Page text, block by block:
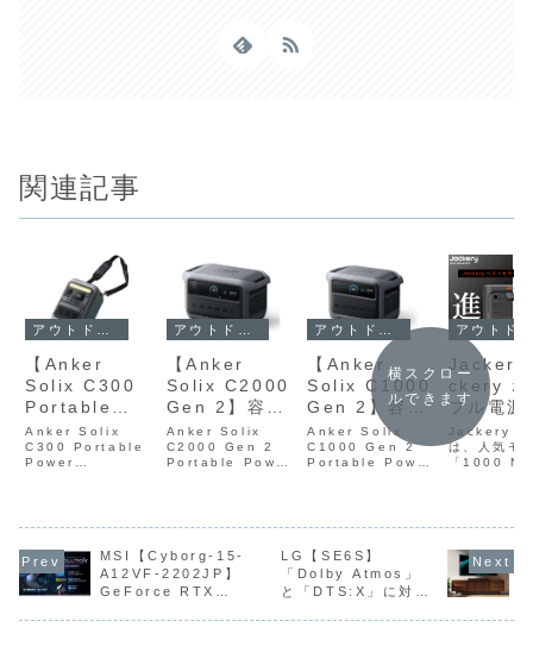
関連記事
【Anker
Solix C300
Portable
Power
Station】
288Wh・AC
ト搭載・約
4.1kg・68分
で満充電を実
現した小型ポ
Anker Solix
C300 Portable
Power
300W・USB‑C最
大140W・8ポー
ト搭載・約
【Anker
Solix C2000
Gen 2】容量
2048Wh・定
格出力2000W
を備えなが
サイズと約
19kgの軽量化
を実現した大
容量ポータブ
Anker Solix
C2000 Gen 2
Portable Power
2048Wh・定格出
力2000Wを備え
ながら、2...
【Anker
Solix C1000
Gen 2】容量
1024Whと定
格出力1550W
を備え、世界
クラスのコン
パクトさを両
立したポータ
ブル電源が
Anker Solix
C1000 Gen 2
Portable Power
クラスの大容量を
備えながら、本体
サイ...
アウトド
Jackery
ckery ポ
ブル電源
1000
V3】容量
19％の
と約
軽量ボデ
実現した
Jackery
は、人気モ
「1000
発売した。
「ポータブ
1000 New
が109,800
横スクロー
ルできます
MSI【Cyborg-15-
A12VF-2202JP】
GeForce RTX
LG【SE6S】
「Dolby Atmos」
と「DTS:X」に対応